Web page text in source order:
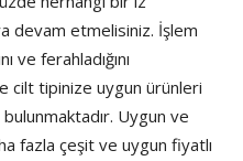
devam etmelisiniz. İşlem
ve ferahladığını
cilt tipinize uygun ürünleri
Uygun ve
fazla çeşit ve uygun fiyatlı